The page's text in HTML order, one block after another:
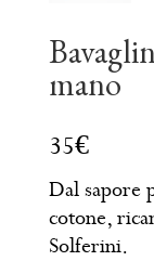
mano
35€‏
Dal sapore
cotone,
Solferini.